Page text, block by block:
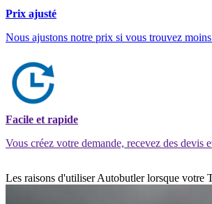
Prix ajusté
Nous ajustons notre prix si vous trouvez
Facile et rapide
Vous créez votre demande, recevez des devis
Les raisons d'utiliser Autobutler lorsque votre